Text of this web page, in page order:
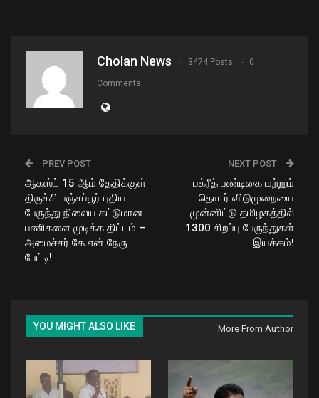
Cholan News 3474 Posts 0
Comments
PREV POST
ஆகஸ்ட் 15 ஆம் தேதிக்குள்
திருச்சி பஞ்சப்பூர் புதிய
பேருந்து நிலைய கட்டுமான
பணிகளை முடிக்க திட்டம் –
அமைச்சர் கே.என்.நேரு
பேட்டி!
NEXT POST
பக்ரீத் பண்டிகை மற்றும்
தொடர் விடுமுறையை
முன்னிட்டு தமிழகத்தில்
1300 சிறப்பு பேருந்துகள்
இயக்கம்!
YOU MIGHT ALSO LIKE More From Author